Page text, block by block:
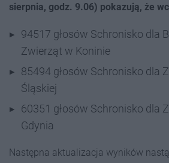
sierpnia, godz. 9.06) pokazują, że
94517 głosów Schronisko dla
Zwierząt w Koninie
85494 głosów Schronisko dla
Śląskiej
60351 głosów Schronisko dla
Gdynia
Następna aktualizacja wyników